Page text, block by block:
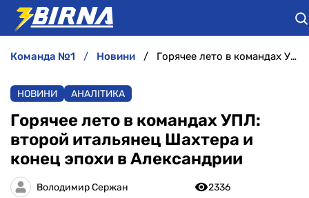
АНАЛІТИКА
ІНТЕРВ'Ю
РІЗНЕ
команда №1 новини Горячее лето в командах УПЛ: второй итальянец Шахтера и конец эпохи в Александрии
НОВИНИ АНАЛІТИКА
Горячее лето в командах УПЛ:
второй итальянец Шахтера и
конец эпохи в Александрии
Володимир Сержан
2336